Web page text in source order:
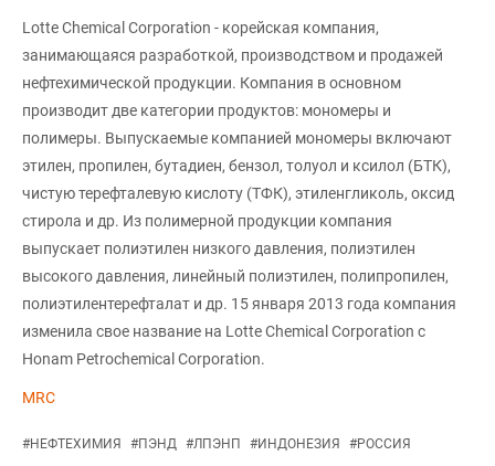
Lotte Chemical Corporation - корейская компания,
занимающаяся разработкой, производством и продажей
нефтехимической продукции. Компания в основном
производит две категории продуктов: мономеры и
полимеры. Выпускаемые компанией мономеры включают
этилен, пропилен, бутадиен, бензол, толуол и ксилол (БТК),
чистую терефталевую кислоту (ТФК), этиленгликоль, оксид
стирола и др. Из полимерной продукции компания
выпускает полиэтилен низкого давления, полиэтилен
высокого давления, линейный полиэтилен, полипропилен,
полиэтилентерефталат и др. 15 января 2013 года компания
изменила свое название на Lotte Chemical Corporation с
Honam Petrochemical Corporation.
MRC
#НЕФТЕХИМИЯ #ПЭНД #ЛПЭНП #ИНДОНЕЗИЯ #РОССИЯ